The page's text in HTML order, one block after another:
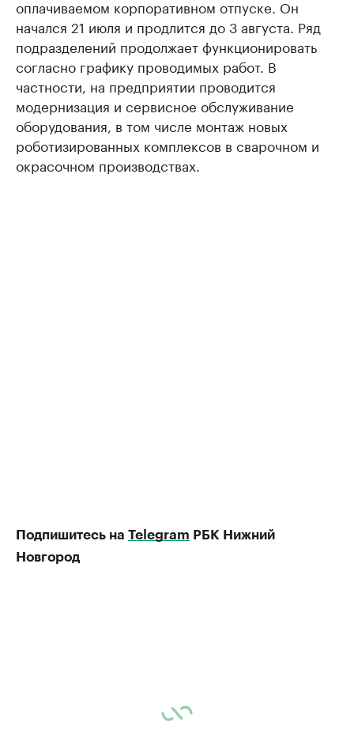
оплачиваемом корпоративном отпуске. Он
начался 21 июля и продлится до 3 августа. Ряд
подразделений продолжает функционировать
согласно графику проводимых работ. В
частности, на предприятии проводится
модернизация и сервисное обслуживание
оборудования, в том числе монтаж новых
роботизированных комплексов в сварочном и
окрасочном производствах.
Подпишитесь на Telegram РБК Нижний
Новгород